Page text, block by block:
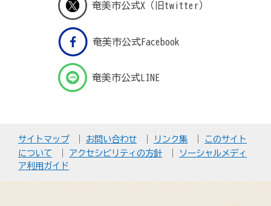
奄美市公式X（旧twitter）
奄美市公式Facebook
奄美市公式LINE
サイトマップ お問い合わせ リンク集
このサイト
について
アクセシビリティの方針
ソーシャルメディ
ア利用ガイド